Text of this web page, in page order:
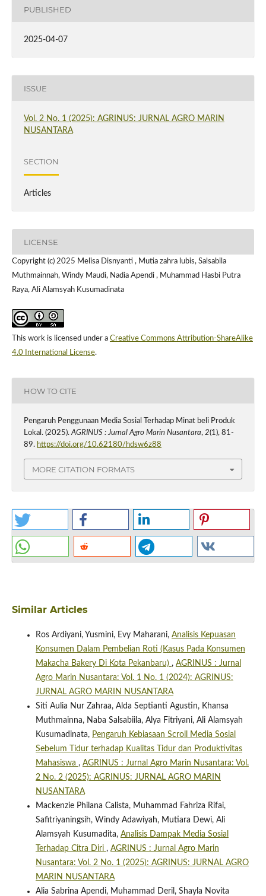
PUBLISHED
2025-04-07
ISSUE
Vol. 2 No. 1 (2025): AGRINUS: JURNAL AGRO MARIN
NUSANTARA
SECTION
Articles
LICENSE
Copyright (c) 2025 Melisa Disnyanti , Mutia zahra lubis, Salsabila
Muthmainnah, Windy Maudi, Nadia Apendi , Muhammad Hasbi Putra
Raya, Ali Alamsyah Kusumadinata
This work is licensed under a Creative Commons Attribution-ShareAlike
4.0 International License.
HOW TO CITE
Pengaruh Penggunaan Media Sosial Terhadap Minat beli Produk
Lokal. (2025).AGRINUS : Jurnal Agro Marin Nusantara, 2(1), 81-
89. https://doi.org/10.62180/hdsw6z88
MORE CITATION FORMATS
Similar Articles
Ros Ardiyani, Yusmini, Evy Maharani, Analisis Kepuasan
Konsumen Dalam Pembelian Roti (Kasus Pada Konsumen
Makacha Bakery Di Kota Pekanbaru) , AGRINUS : Jurnal
Agro Marin Nusantara: Vol. 1 No. 1 (2024): AGRINUS:
JURNAL AGRO MARIN NUSANTARA
Siti Aulia Nur Zahraa, Alda Septianti Agustin, Khansa
Muthmainna, Naba Salsabiila, Alya Fitriyani, Ali Alamsyah
Kusumadinata, Pengaruh Kebiasaan Scroll Media Sosial
Sebelum Tidur terhadap Kualitas Tidur dan Produktivitas
Mahasiswa , AGRINUS : Jurnal Agro Marin Nusantara: Vol.
2 No. 2 (2025): AGRINUS: JURNAL AGRO MARIN
NUSANTARA
Mackenzie Philana Calista, Muhammad Fahriza Rifai,
Safitriyaningsih, Windy Adawiyah, Mutiara Dewi, Ali
Alamsyah Kusumadita, Analisis Dampak Media Sosial
Terhadap Citra Diri , AGRINUS : Jurnal Agro Marin
Nusantara: Vol. 2 No. 1 (2025): AGRINUS: JURNAL AGRO
MARIN NUSANTARA
Alia Sabrina Apendi, Muhammad Deril, Shayla Novita